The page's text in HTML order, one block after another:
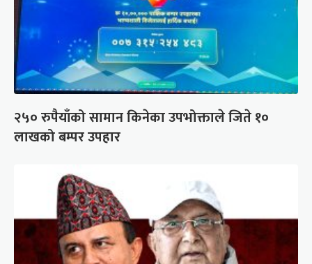
२५० रुपैयाँको सामान किनेका उपभोक्ताले जिते १०
लाखको बम्पर उपहार